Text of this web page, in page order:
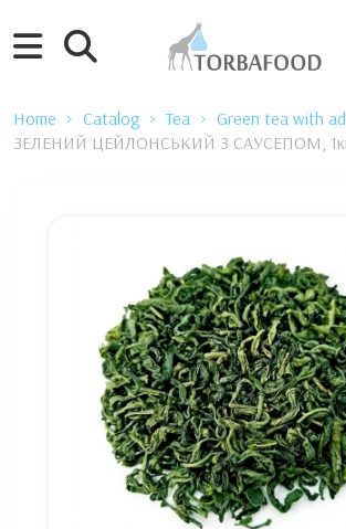
Home Catalog Tea Green tea with
ЗЕЛЕНИЙ ЦЕЙЛОНСЬКИЙ З САУСЕПОМ,